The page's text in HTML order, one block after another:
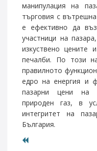
манипулация на
търговия с
е ефективно да
участници на
изкуствено цените
печалби. По този
правилното
едро на енергия и
пазарни цени на
природен газ, в
интегритет на
България.